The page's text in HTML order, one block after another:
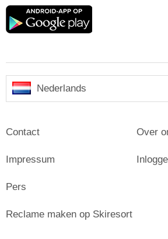
Google
Nederlands
Contact
Impressum
Pers
Over
Reclame maken op Skiresort